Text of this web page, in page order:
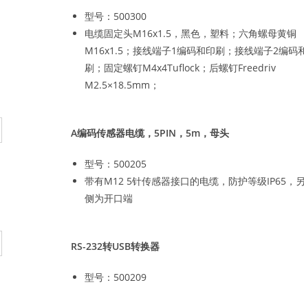
型号：500300
电缆固定头M16x1.5，黑色，塑料；六角螺母黄铜
M16x1.5；接线端子1编码和印刷；接线端子2编码
刷；固定螺钉M4x4Tuflock；后螺钉Freedriv
M2.5×18.5mm；
A编码传感器电缆，5PIN，5m，母头
型号：500205
带有M12 5针传感器接口的电缆，防护等级IP65，
侧为开口端
RS-232转USB转换器
型号：500209